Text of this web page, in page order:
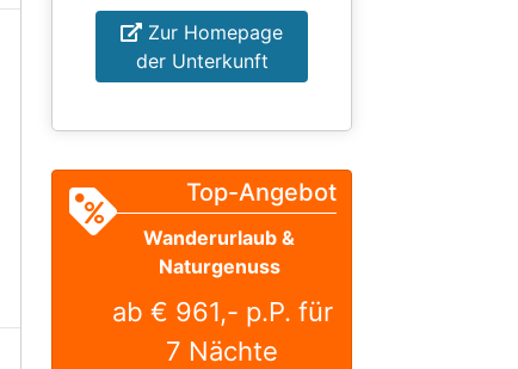
Zur Homepage
der Unterkunft
Top-Angebot
Wanderurlaub &
Naturgenuss
ab € 961,- p.P. für
7 Nächte